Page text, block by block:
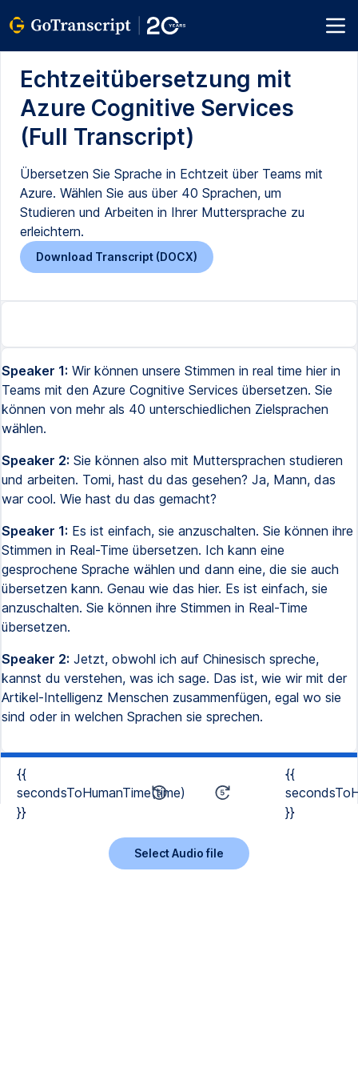
Echtzeitübersetzung mit
Azure Cognitive Services
(Full Transcript)
Übersetzen Sie Sprache in Echtzeit über Teams mit
Azure. Wählen Sie aus über 40 Sprachen, um
Studieren und Arbeiten in Ihrer Muttersprache zu
erleichtern.
Download Transcript (DOCX)
Speaker 1: Wir können unsere Stimmen in real time hier in
Teams mit den Azure Cognitive Services übersetzen. Sie
können von mehr als 40 unterschiedlichen Zielsprachen
wählen.
Speaker 2: Sie können also mit Muttersprachen studieren
und arbeiten. Tomi, hast du das gesehen? Ja, Mann, das
war cool. Wie hast du das gemacht?
Speaker 1: Es ist einfach, sie anzuschalten. Sie können ihre
Stimmen in Real-Time übersetzen. Ich kann eine
gesprochene Sprache wählen und dann eine, die sie auch
übersetzen kann. Genau wie das hier. Es ist einfach, sie
anzuschalten. Sie können ihre Stimmen in Real-Time
übersetzen.
Speaker 2: Jetzt, obwohl ich auf Chinesisch spreche,
kannst du verstehen, was ich sage. Das ist, wie wir mit der
Artikel-Intelligenz Menschen zusammenfügen, egal wo sie
sind oder in welchen Sprachen sie sprechen.
{{
secondsToHumanTime(time)
}}
{{
}}
Select Audio file